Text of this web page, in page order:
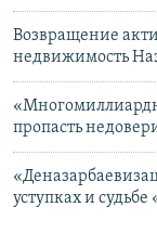
Возвращение
недвижимость
пропасть
уступках и